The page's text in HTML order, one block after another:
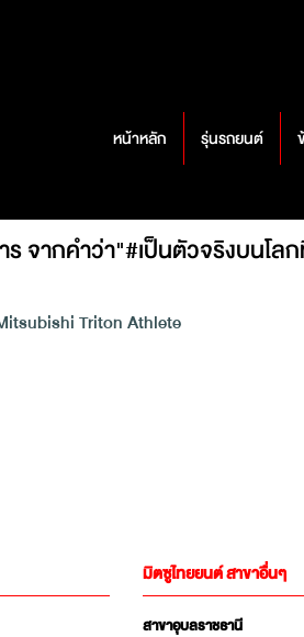
หน้าหลัก รุ่นรถยนต์
จากคำว่า"#เป็นตัวจริงบนโล
Triton Athlete
มิตซูไทยยนต์ สาขาอื่นๆ
สาขาอุบลราชธานี